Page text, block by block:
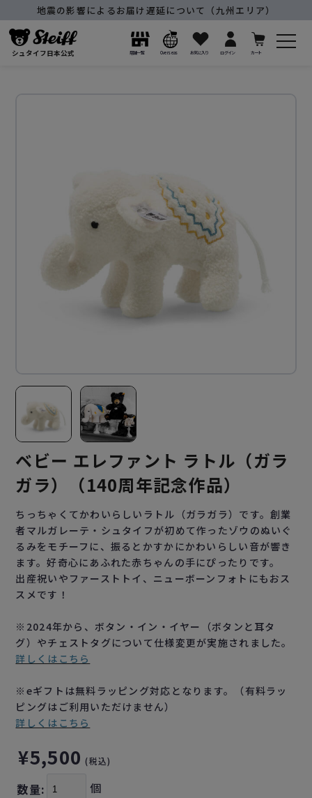
地震の影響によるお届け遅延について（九州エリア）
シュタイフ日本公式 店舗一覧 Overseas お気に入り ログイン カート
ベビー エレファント ラトル（ガラ
ガラ）（140周年記念作品）
ちっちゃくてかわいらしいラトル（ガラガラ）です。創業
者マルガレーテ・シュタイフが初めて作ったゾウのぬいぐ
るみをモチーフに、振るとかすかにかわいらしい音が響き
ます。好奇心にあふれた赤ちゃんの手にぴったりです。
出産祝いやファーストトイ、ニューボーンフォトにもおス
スメです！
※2024年から、ボタン・イン・イヤー（ボタンと耳タ
グ）やチェストタグについて仕様変更が実施されました。
詳しくはこちら
※eギフトは無料ラッピング対応となります。（有料ラッ
ピングはご利用いただけません）
詳しくはこちら
¥5,500 (税込)
数量:
個